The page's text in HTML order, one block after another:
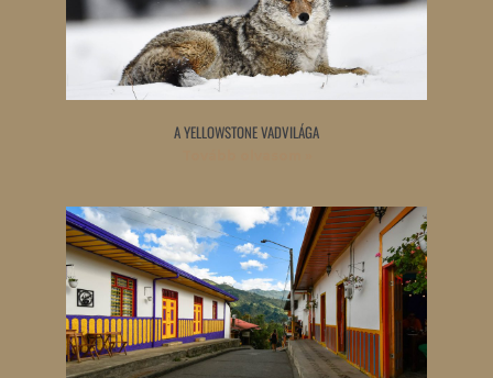
A YELLOWSTONE VADVILÁGA